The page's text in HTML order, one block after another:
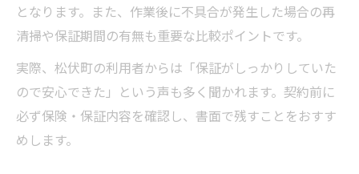
となります。また、作業後に不具合が発生した場合の再
清掃や保証期間の有無も重要な比較ポイントです。
実際、松伏町の利用者からは「保証がしっかりしていた
ので安心できた」という声も多く聞かれます。契約前に
必ず保険・保証内容を確認し、書面で残すことをおすす
めします。